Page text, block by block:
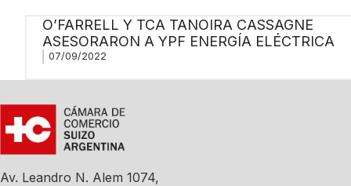
O’FARRELL Y TCA TANOIRA CASSAGNE
ASESORARON A YPF ENERGÍA ELÉCTRICA
07/09/2022
Av. Leandro N. Alem 1074,